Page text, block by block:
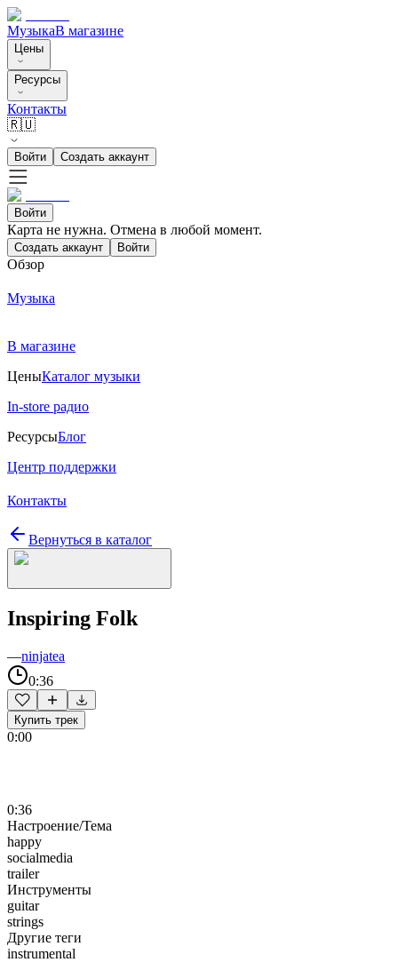
МузыкаВ магазине
Цены
Ресурсы
Контакты
🇷🇺
Войти Создать аккаунт
Войти
Карта не нужна. Отмена в любой момент.
Создать аккаунт Войти
Обзор
Музыка
В магазине
ЦеныКаталог музыки
In-store радио
РесурсыБлог
Центр поддержки
Контакты
Вернуться в каталог
Inspiring Folk
—ninjatea
0:36
Купить трек
0:00
0:36
Настроение/Тема
happy
socialmedia
trailer
Инструменты
guitar
strings
Другие теги
instrumental